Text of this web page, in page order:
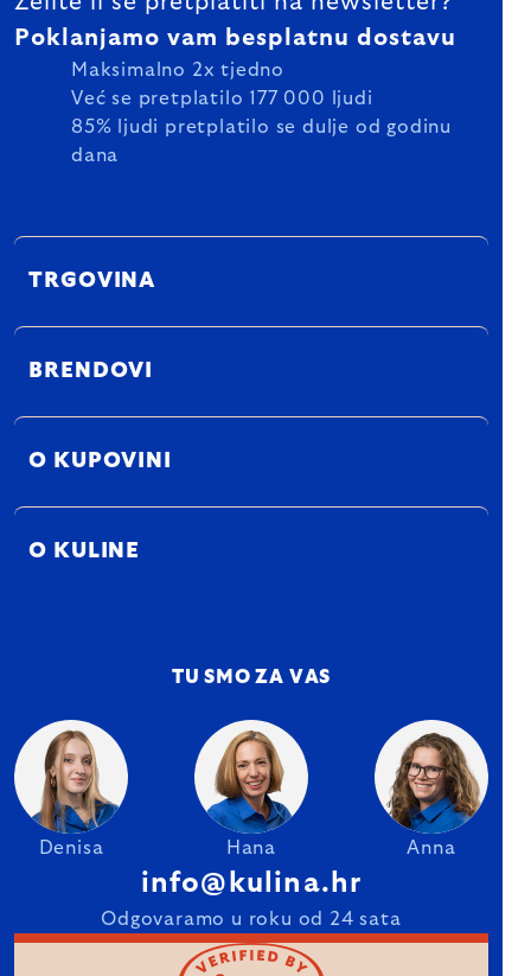
Poklanjamo vam besplatnu dostavu
Maksimalno 2x tjedno
Već se pretplatilo 177 000 ljudi
85% ljudi pretplatilo se dulje od godinu
dana
TRGOVINA
BRENDOVI
O KUPOVINI
O KULINE
TU SMO ZA VAS
Denisa Hana Anna
info@kulina.hr
Odgovaramo u roku od 24 sata